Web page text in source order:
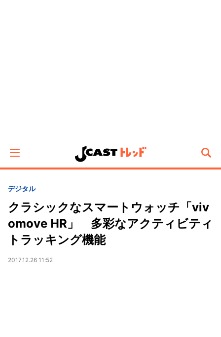
デジタル
クラシックなスマートウォッチ「viv
omove HR」 多彩なアクティビティ
トラッキング機能
2017.12.26 11:52